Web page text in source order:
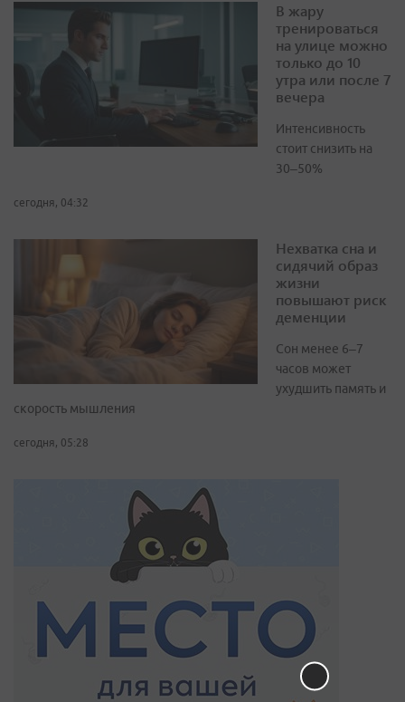
В жару
тренироваться
на улице можно
только до 10
утра или после 7
вечера
Интенсивность
стоит снизить на
30–50%
сегодня, 04:32
Нехватка сна и
сидячий образ
жизни
повышают риск
деменции
Сон менее 6–7
часов может
ухудшить память и
скорость мышления
сегодня, 05:28